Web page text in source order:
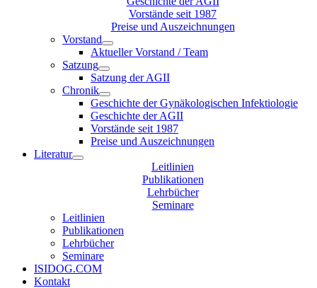
Vorstände seit 1987
Preise und Auszeichnungen
Vorstand
Aktueller Vorstand / Team
Satzung
Satzung der AGII
Chronik
Geschichte der Gynäkologischen Infektiologie
Geschichte der AGII
Vorstände seit 1987
Preise und Auszeichnungen
Literatur
Leitlinien
Publikationen
Lehrbücher
Seminare
Leitlinien
Publikationen
Lehrbücher
Seminare
ISIDOG.COM
Kontakt